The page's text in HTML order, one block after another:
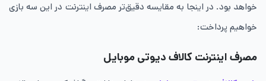
خواهد بود. در اینجا به مقایسه دقیق‌تر مصرف اینترنت در این سه بازی
خواهیم پرداخت:
مصرف اینترنت کالاف دیوتی موبایل